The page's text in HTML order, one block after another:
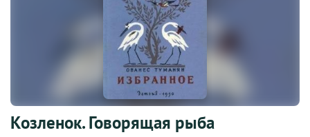
Козленок. Говорящая рыба